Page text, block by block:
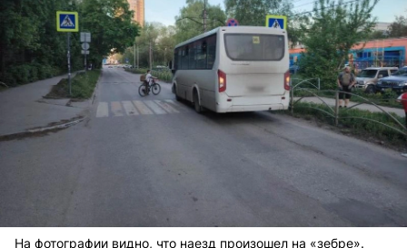
На фотографии видно, что наезд произошел на «зебре».